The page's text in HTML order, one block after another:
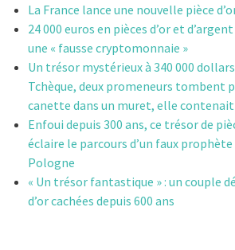
La France lance une nouvelle pièce
24 000 euros en pièces d’or et
une « fausse cryptomonnaie »
Un trésor mystérieux à 340 000
Tchèque, deux promeneurs tombent
canette dans un muret, elle contenait
Enfoui depuis 300 ans, ce trésor de
éclaire le parcours d’un faux prophète
Pologne
« Un trésor fantastique » : un couple
d’or cachées depuis 600 ans